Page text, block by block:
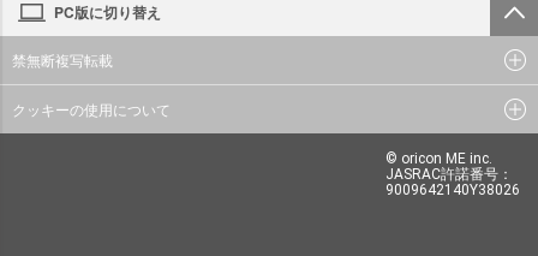
PC版に切り替え
禁無断複写転載
クッキーの使用について
© oricon ME inc.
JASRAC許諾番号：
9009642140Y38026